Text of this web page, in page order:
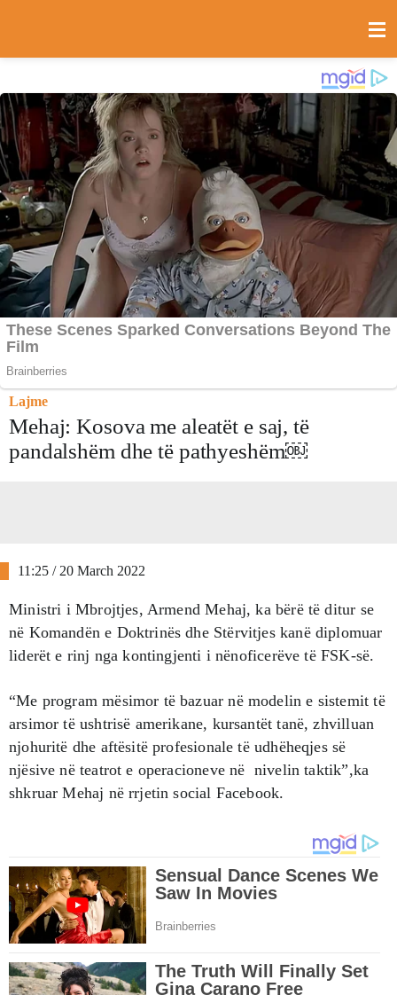
Lajme
Mehaj: Kosova me aleatët e saj, të
pandalshëm dhe të pathyeshëm￼
11:25 / 20 March 2022
Ministri i Mbrojtjes, Armend Mehaj, ka bërë të ditur se
në Komandën e Doktrinës dhe Stërvitjes kanë diplomuar
liderët e rinj nga kontingjenti i nënoficerëve të FSK-së.
“Me program mësimor të bazuar në modelin e sistemit të
arsimor të ushtrisë amerikane, kursantët tanë, zhvilluan
njohuritë dhe aftësitë profesionale të udhëheqjes së
njësive në teatrot e operacioneve në nivelin taktik”,ka
shkruar Mehaj në rrjetin social Facebook.